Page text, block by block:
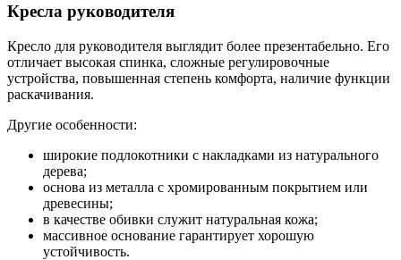
Кресла руководителя
Кресло для руководителя выглядит более презентабельно. Его
отличает высокая спинка, сложные регулировочные
устройства, повышенная степень комфорта, наличие функции
раскачивания.
Другие особенности:
широкие подлокотники с накладками из натурального
дерева;
основа из металла с хромированным покрытием или
древесины;
в качестве обивки служит натуральная кожа;
массивное основание гарантирует хорошую
устойчивость.